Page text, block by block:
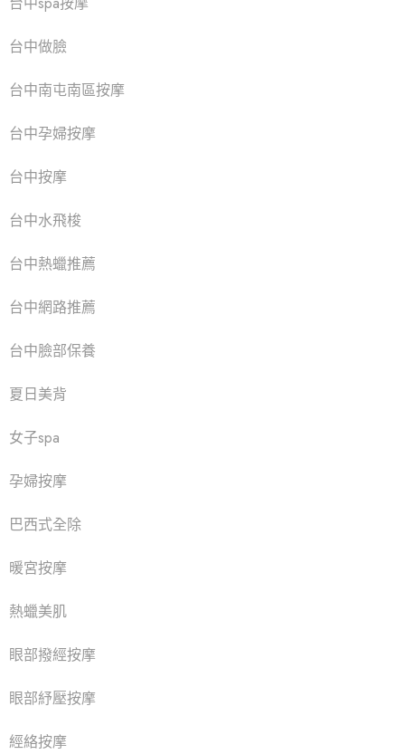
台中做臉
台中南屯南區按摩
台中孕婦按摩
台中按摩
台中水飛梭
台中熱蠟推薦
台中網路推薦
台中臉部保養
夏日美背
女子spa
孕婦按摩
巴西式全除
暖宮按摩
熱蠟美肌
眼部撥經按摩
眼部紓壓按摩
經絡按摩